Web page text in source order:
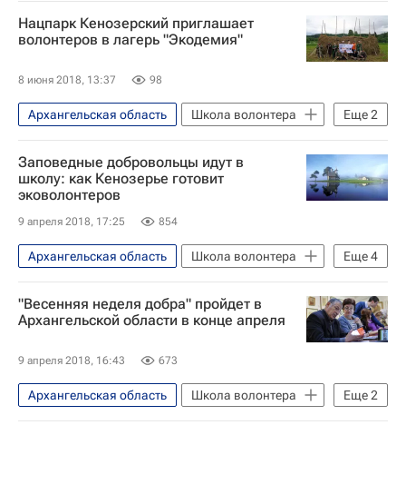
Нацпарк Кенозерский приглашает
волонтеров в лагерь "Экодемия"
8 июня 2018, 13:37 98
Еще2
Архангельская область
Школа волонтера
Экологическое волонтерство - Школа волонтера
Волонтерство в России
Заповедные добровольцы идут в
школу: как Кенозерье готовит
эковолонтеров
9 апреля 2018, 17:25 854
Еще4
Архангельская область
Школа волонтера
Экологическое волонтерство - Школа волонтера
Заповедные земли России
Экология
"Весенняя неделя добра" пройдет в
Архангельской области в конце апреля
9 апреля 2018, 16:43 673
Еще2
Архангельская область
Школа волонтера
Социальное волонтерство - Школа волонтера